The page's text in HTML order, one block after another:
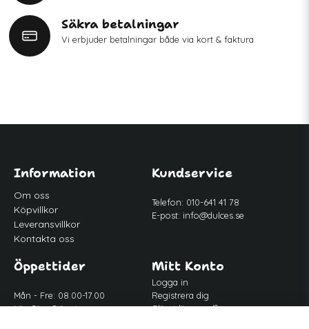
Säkra betalningar
Vi erbjuder betalningar både via kort & faktura
Information
Om oss
Köpvillkor
Leveransvillkor
Kontakta oss
Kundservice
Telefon: 010-641 41 78
E-post: info@dulces.se
Öppettider
Mån - Fre: 08.00-17.00
Lör-Sön: Stängt
Mitt Konto
Logga in
Registrera dig
Glömt lösenord?